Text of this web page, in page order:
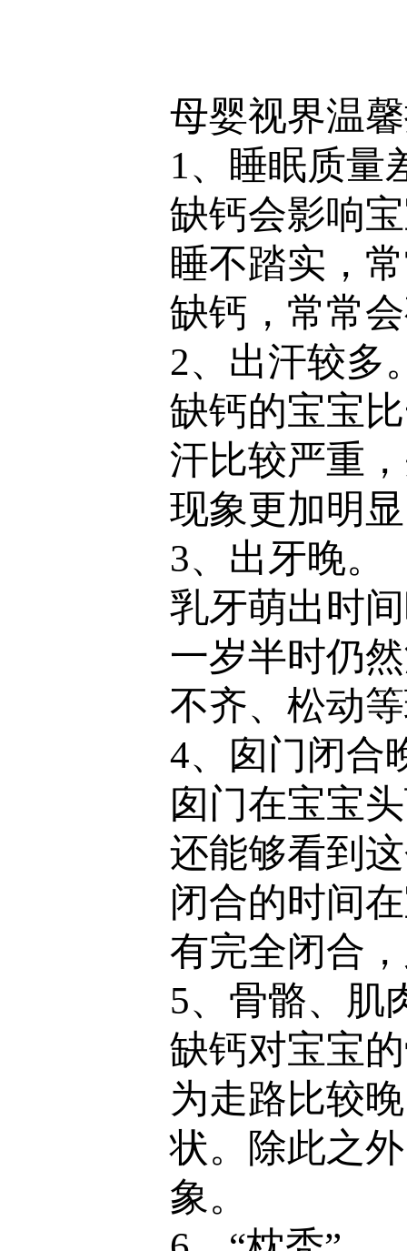
母婴视界温
1、睡眠质量
缺钙会影响
睡不踏实，
缺钙，常常
2、出汗较多
缺钙的宝宝
汗比较严重
现象更加明
3、出牙晚。
乳牙萌出时
一岁半时仍
不齐、松动
4、囱门闭合
囱门在宝宝
还能够看到
闭合的时间
有完全闭合
5、骨骼、肌
缺钙对宝宝
为走路比较
状。除此之
象。